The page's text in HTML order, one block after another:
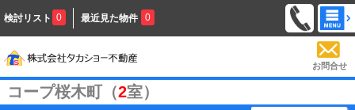
検討リスト 0 最近見た物件 0
お問合せ
コープ桜木町（2室）